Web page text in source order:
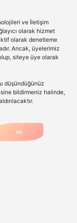
ve İletişim
olarak hizmet
olarak denetleme
Ancak, üyelerimiz
siteye üye olarak
düşündüğünüz
bildirmeniz halinde,